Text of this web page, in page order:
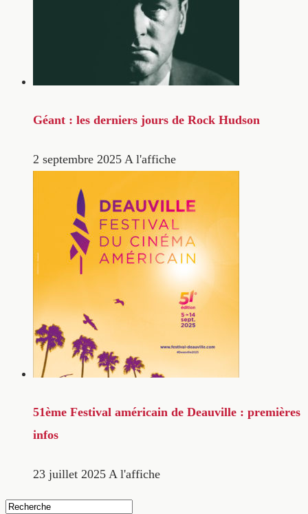
Géant : les derniers jours de Rock Hudson
2 septembre 2025 A l'affiche
51ème Festival américain de Deauville : premières
infos
23 juillet 2025 A l'affiche